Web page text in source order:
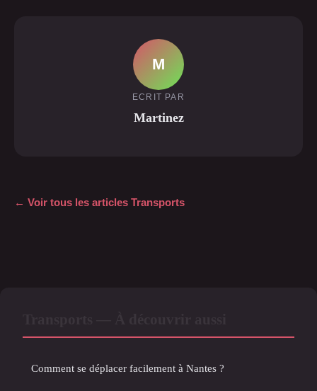
M
ECRIT PAR
Martinez
← Voir tous les articles Transports
Comment se déplacer facilement à Nantes ?